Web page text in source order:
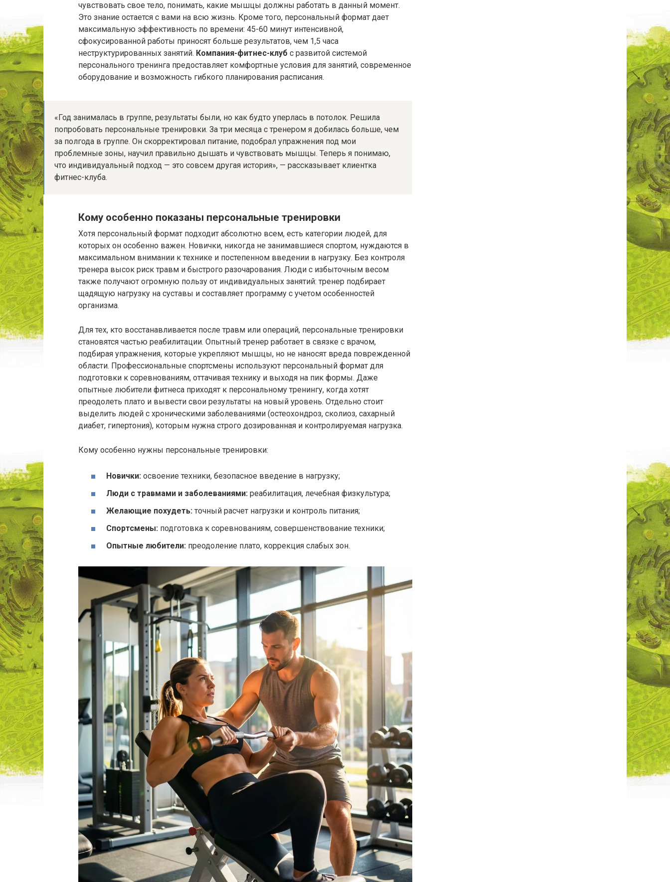
чувствовать свое тело, понимать, какие мышцы должны работать в данный момент.
Это знание остается с вами на всю жизнь. Кроме того, персональный формат дает
максимальную эффективность по времени: 45-60 минут интенсивной,
сфокусированной работы приносят больше результатов, чем 1,5 часа
неструктурированных занятий. Компания-фитнес-клуб с развитой системой
персонального тренинга предоставляет комфортные условия для занятий, современное
оборудование и возможность гибкого планирования расписания.
«Год занималась в группе, результаты были, но как будто уперлась в потолок. Решила
попробовать персональные тренировки. За три месяца с тренером я добилась больше, чем
за полгода в группе. Он скорректировал питание, подобрал упражнения под мои
проблемные зоны, научил правильно дышать и чувствовать мышцы. Теперь я понимаю,
что индивидуальный подход — это совсем другая история», — рассказывает клиентка
фитнес-клуба.
Кому особенно показаны персональные тренировки
Хотя персональный формат подходит абсолютно всем, есть категории людей, для
которых он особенно важен. Новички, никогда не занимавшиеся спортом, нуждаются в
максимальном внимании к технике и постепенном введении в нагрузку. Без контроля
тренера высок риск травм и быстрого разочарования. Люди с избыточным весом
также получают огромную пользу от индивидуальных занятий: тренер подбирает
щадящую нагрузку на суставы и составляет программу с учетом особенностей
организма.
Для тех, кто восстанавливается после травм или операций, персональные тренировки
становятся частью реабилитации. Опытный тренер работает в связке с врачом,
подбирая упражнения, которые укрепляют мышцы, но не наносят вреда поврежденной
области. Профессиональные спортсмены используют персональный формат для
подготовки к соревнованиям, оттачивая технику и выходя на пик формы. Даже
опытные любители фитнеса приходят к персональному тренингу, когда хотят
преодолеть плато и вывести свои результаты на новый уровень. Отдельно стоит
выделить людей с хроническими заболеваниями (остеохондроз, сколиоз, сахарный
диабет, гипертония), которым нужна строго дозированная и контролируемая нагрузка.
Кому особенно нужны персональные тренировки:
Новички: освоение техники, безопасное введение в нагрузку;
Люди с травмами и заболеваниями: реабилитация, лечебная физкультура;
Желающие похудеть: точный расчет нагрузки и контроль питания;
Спортсмены: подготовка к соревнованиям, совершенствование техники;
Опытные любители: преодоление плато, коррекция слабых зон.